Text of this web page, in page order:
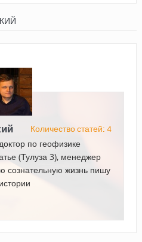
Количество статей: 4
по геофизике
(Тулуза 3), менеджер
сознательную жизнь пишу